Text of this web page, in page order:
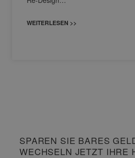
WEITERLESEN >>
SPAREN SIE BARES
WECHSELN JETZT IHRE